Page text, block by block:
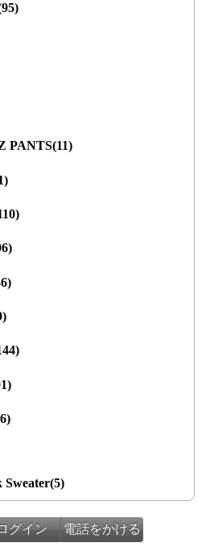
PANTS(11)
Sweater(5)
グイン 電話をかける